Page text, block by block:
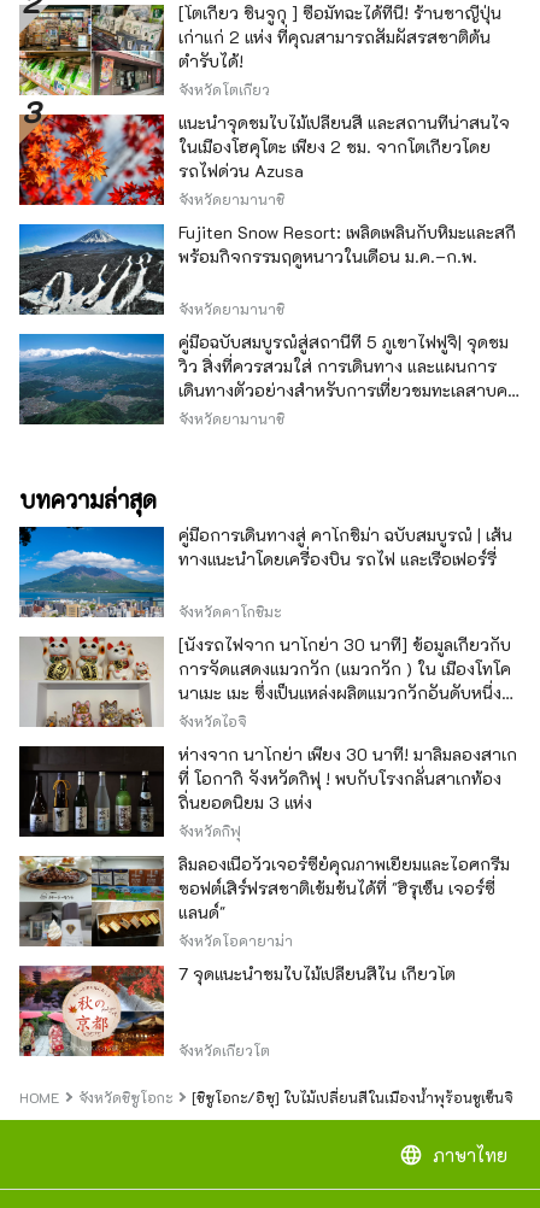
[โตเกียว ชินจูกุ ] ซื้อมัทฉะได้ที่นี่! ร้านชาญี่ปุ่น
เก่าแก่ 2 แห่ง ที่คุณสามารถสัมผัสรสชาติต้น
ตำรับได้!
จังหวัดโตเกียว
แนะนำจุดชมใบไม้เปลี่ยนสี และสถานที่น่าสนใจ
ในเมืองโฮคุโตะ เพียง 2 ชม. จากโตเกียวโดย
รถไฟด่วน Azusa
จังหวัดยามานาชิ
Fujiten Snow Resort: เพลิดเพลินกับหิมะและสกี
พร้อมกิจกรรมฤดูหนาวในเดือน ม.ค.–ก.พ.
จังหวัดยามานาชิ
คู่มือฉบับสมบูรณ์สู่สถานีที่ 5 ภูเขาไฟฟูจิ| จุดชม
วิว สิ่งที่ควรสวมใส่ การเดินทาง และแผนการ
เดินทางตัวอย่างสำหรับการเที่ยวชมทะเลสาบคา
วากุจิ
จังหวัดยามานาชิ
บทความล่าสุด
คู่มือการเดินทางสู่ คาโกชิม่า ฉบับสมบูรณ์ | เส้น
ทางแนะนำโดยเครื่องบิน รถไฟ และเรือเฟอร์รี่
จังหวัดคาโกชิมะ
[นั่งรถไฟจาก นาโกย่า 30 นาที] ข้อมูลเกี่ยวกับ
การจัดแสดงแมวกวัก (แมวกวัก ) ใน เมืองโทโค
นาเมะ เมะ ซึ่งเป็นแหล่งผลิตแมวกวักอันดับหนึ่ง
ของญี่ปุ่น
จังหวัดไอจิ
ห่างจาก นาโกย่า เพียง 30 นาที! มาลิ้มลองสาเก
ที่ โอกากิ จังหวัดกิฟุ ! พบกับโรงกลั่นสาเกท้อง
ถิ่นยอดนิยม 3 แห่ง
จังหวัดกิฟุ
ลิ้มลองเนื้อวัวเจอร์ซีย์คุณภาพเยี่ยมและไอศกรีม
ซอฟต์เสิร์ฟรสชาติเข้มข้นได้ที่ "ฮิรุเซ็น เจอร์ซี่
แลนด์"
จังหวัดโอคายาม่า
7 จุดแนะนำชมใบไม้เปลี่ยนสีใน เกียวโต
จังหวัดเกียวโต
HOME จังหวัดชิซูโอกะ [ชิซูโอกะ/อิซุ] ใบไม้เปลี่ยนสีในเมืองน้ำพุร้อนชูเซ็นจิ
language ภาษาไทย